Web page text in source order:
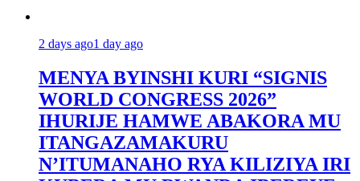
2 days ago1 day ago
MENYA BYINSHI KURI “SIGNIS
WORLD CONGRESS 2026”
IHURIJE HAMWE ABAKORA MU
ITANGAZAMAKURU
N’ITUMANAHO RYA KILIZIYA IRI